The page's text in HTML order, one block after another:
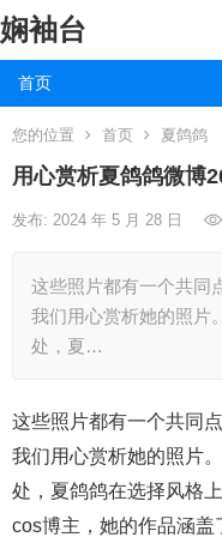
娴袖台
首页
您的位置 首页 夏鸽鸽
用心赏析夏鸽鸽微博
发布: 2024 年 5 月 28 日
这些照片都有一个共
我们用心赏析她的照片
处，夏…
这些照片都有一个共同
我们用心赏析她的照片
处，夏鸽鸽在选择风格
cos博主，她的作品涵盖